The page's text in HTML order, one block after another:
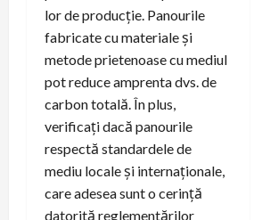
lor de producție. Panourile
fabricate cu materiale și
metode prietenoase cu mediul
pot reduce amprenta dvs. de
carbon totală. În plus,
verificați dacă panourile
respectă standardele de
mediu locale și internaționale,
care adesea sunt o cerință
datorită reglementărilor